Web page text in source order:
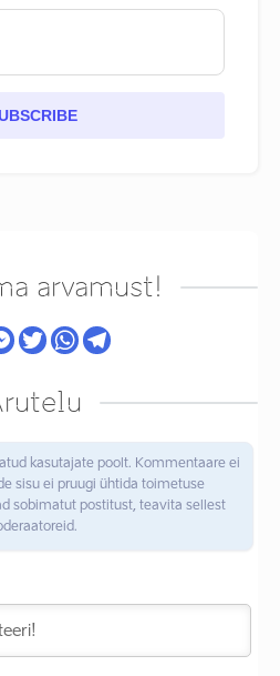
arvamust!
kasutajate poolt. Kommentaare ei
sisu ei pruugi ühtida toimetuse
sobimatut postitust, teavita sellest